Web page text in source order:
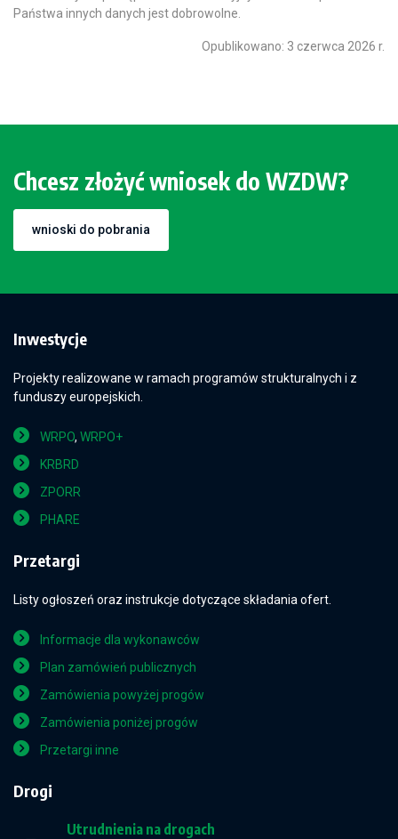
Państwa innych danych jest dobrowolne.
Opublikowano: 3 czerwca 2026 r.
Chcesz złożyć wniosek do WZDW?
wnioski do pobrania
Inwestycje
Projekty realizowane w ramach programów strukturalnych i z
funduszy europejskich.
WRPO, WRPO+
KRBRD
ZPORR
PHARE
Przetargi
Listy ogłoszeń oraz instrukcje dotyczące składania ofert.
Informacje dla wykonawców
Plan zamówień publicznych
Zamówienia powyżej progów
Zamówienia poniżej progów
Przetargi inne
Drogi
Utrudnienia na drogach